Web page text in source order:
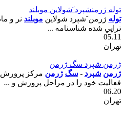
توله ژرمنشپرد َشولاين موبلند
توله ژرمن َشپرد شولاين موبلند
تراپي شده شناسنامه ...
05.11
تهران
ژرمن شپرد سگ ژرمن
ژرمن شپرد - سگ ژرمن مرکز پرورش
فعاليت خود را در مراحل پرورش و ...
06.20
تهران